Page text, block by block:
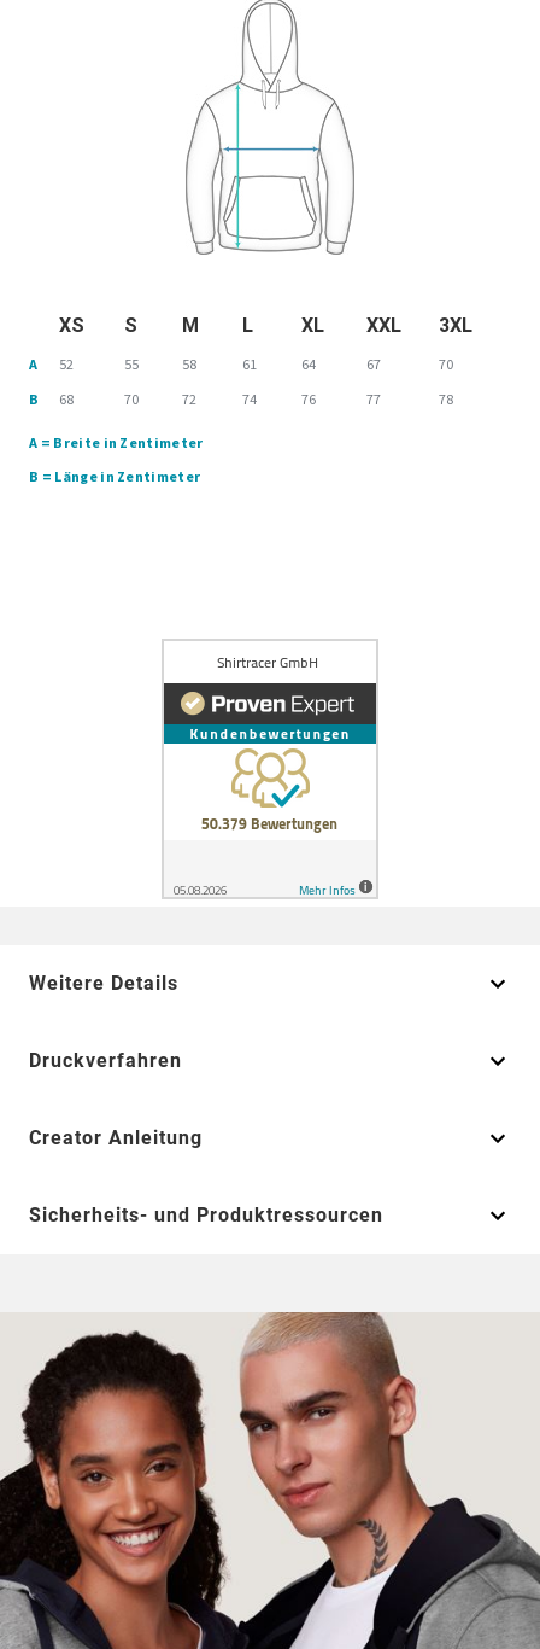
XS S M L XL XXL 3XL
A 52 55 58 61 64 67
70
B
68 70 72 74 76 77 78
A = Breite in Zentimeter
B = Länge in Zentimeter
Weitere Details
Druckverfahren
Creator Anleitung
Sicherheits- und Produktressourcen